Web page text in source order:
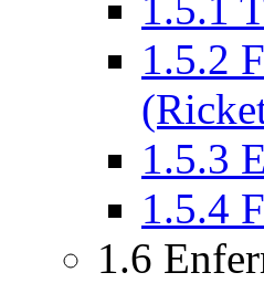
1.5.2
1.5.3
1.5.4
1.6